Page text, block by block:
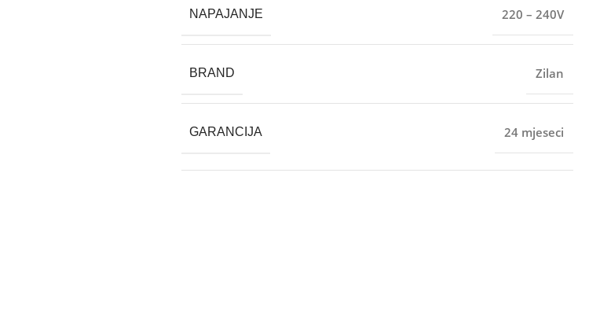
NAPAJANJE 220 – 240V
BRAND Zilan
GARANCIJA 24 mjeseci